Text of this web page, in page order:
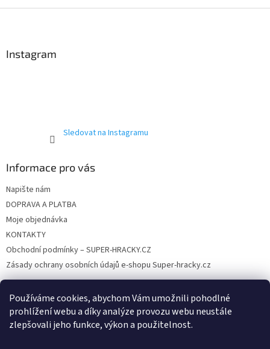
Používáme cookies, abychom Vám umožnili pohodlné
prohlížení webu a díky analýze provozu webu neustále
zlepšovali jeho funkce, výkon a použitelnost.
Instagram
Sledovat na Instagramu
Informace pro vás
Napište nám
DOPRAVA A PLATBA
Moje objednávka
KONTAKTY
Obchodní podmínky – SUPER-HRACKY.CZ
Zásady ochrany osobních údajů e-shopu Super-hracky.cz
Instagram